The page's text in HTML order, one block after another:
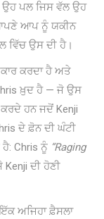
ਉਹ ਪਲ ਜਿਸ ਵੱਲ ਉਹ
ਆਪਣੇ ਆਪ ਨੂੰ ਯਕੀਨ
ਵਿੱਚ ਉਸ ਦੀ ਹੈ।
ਕਰਦਾ ਹੈ ਅਤੇ
ਖ਼ੁਦ ਹੈ — ਜੋ ਉਸ
ਹਨ ਜਦੋਂ Kenji
ਦੇ ਫ਼ੋਨ ਦੀ ਘੰਟੀ
Chris ਨੂੰ “Raging
ਦੀ ਹੋਣੀ
ਅਜਿਹਾ ਫ਼ੈਸਲਾ